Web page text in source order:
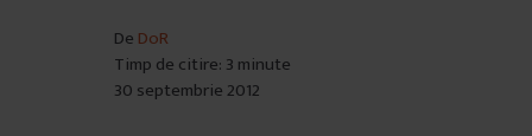
De DoR
Timp de citire: 3 minute
30 septembrie 2012